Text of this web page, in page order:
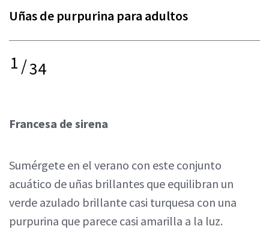
Uñas de purpurina para adultos
1/34
Francesa de sirena
Sumérgete en el verano con este conjunto
acuático de uñas brillantes que equilibran un
verde azulado brillante casi turquesa con una
purpurina que parece casi amarilla a la luz.